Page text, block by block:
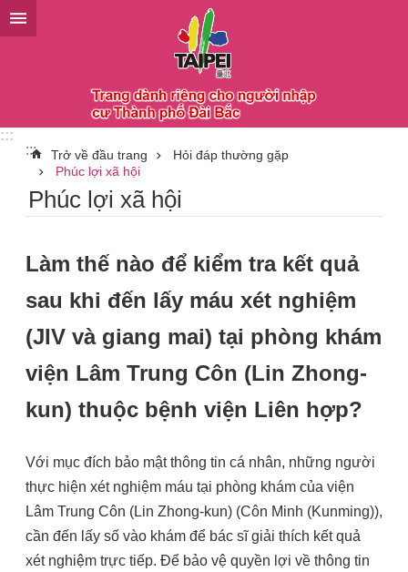
Chuyển đến khối nội dung chính
:::
:::
Trở về đầu trang
Hỏi đáp thường gặp
Phúc lợi xã hội
Phúc lợi xã hội
Làm thế nào để kiểm tra kết quả
sau khi đến lấy máu xét nghiệm
(JIV và giang mai) tại phòng khám
viện Lâm Trung Côn (Lin Zhong-
kun) thuộc bệnh viện Liên hợp?
Với mục đích bảo mật thông tin cá nhân, những người
thực hiện xét nghiệm máu tại phòng khám của viện
Lâm Trung Côn (Lin Zhong-kun) (Côn Minh (Kunming)),
cần đến lấy số vào khám để bác sĩ giải thích kết quả
xét nghiệm trực tiếp. Để bảo vệ quyền lợi về thông tin